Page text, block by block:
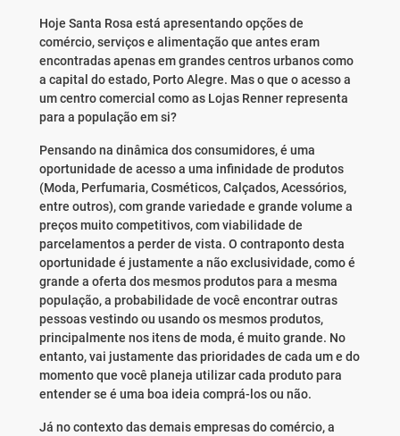
Hoje Santa Rosa está apresentando opções de
comércio, serviços e alimentação que antes eram
encontradas apenas em grandes centros urbanos como
a capital do estado, Porto Alegre. Mas o que o acesso a
um centro comercial como as Lojas Renner representa
para a população em si?
Pensando na dinâmica dos consumidores, é uma
oportunidade de acesso a uma infinidade de produtos
(Moda, Perfumaria, Cosméticos, Calçados, Acessórios,
entre outros), com grande variedade e grande volume a
preços muito competitivos, com viabilidade de
parcelamentos a perder de vista. O contraponto desta
oportunidade é justamente a não exclusividade, como é
grande a oferta dos mesmos produtos para a mesma
população, a probabilidade de você encontrar outras
pessoas vestindo ou usando os mesmos produtos,
principalmente nos itens de moda, é muito grande. No
entanto, vai justamente das prioridades de cada um e do
momento que você planeja utilizar cada produto para
entender se é uma boa ideia comprá-los ou não.
Já no contexto das demais empresas do comércio, a